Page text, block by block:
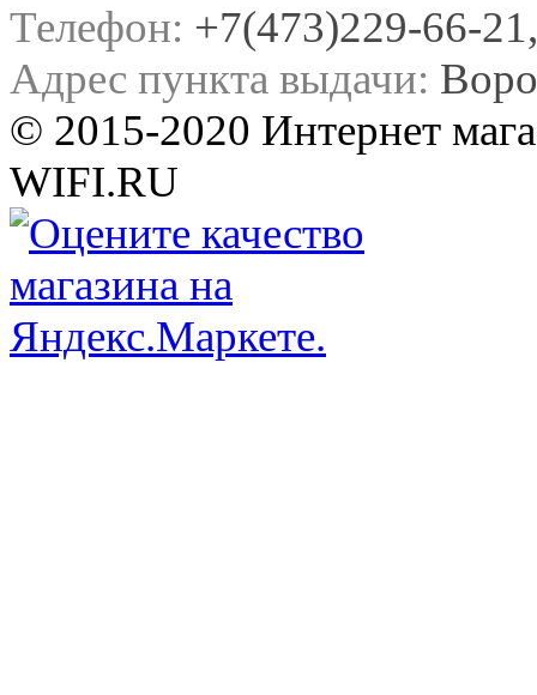
Телефон: +7(473)229-66-
Адрес пункта выдачи:
© 2015-2020 Интернет
WIFI.RU